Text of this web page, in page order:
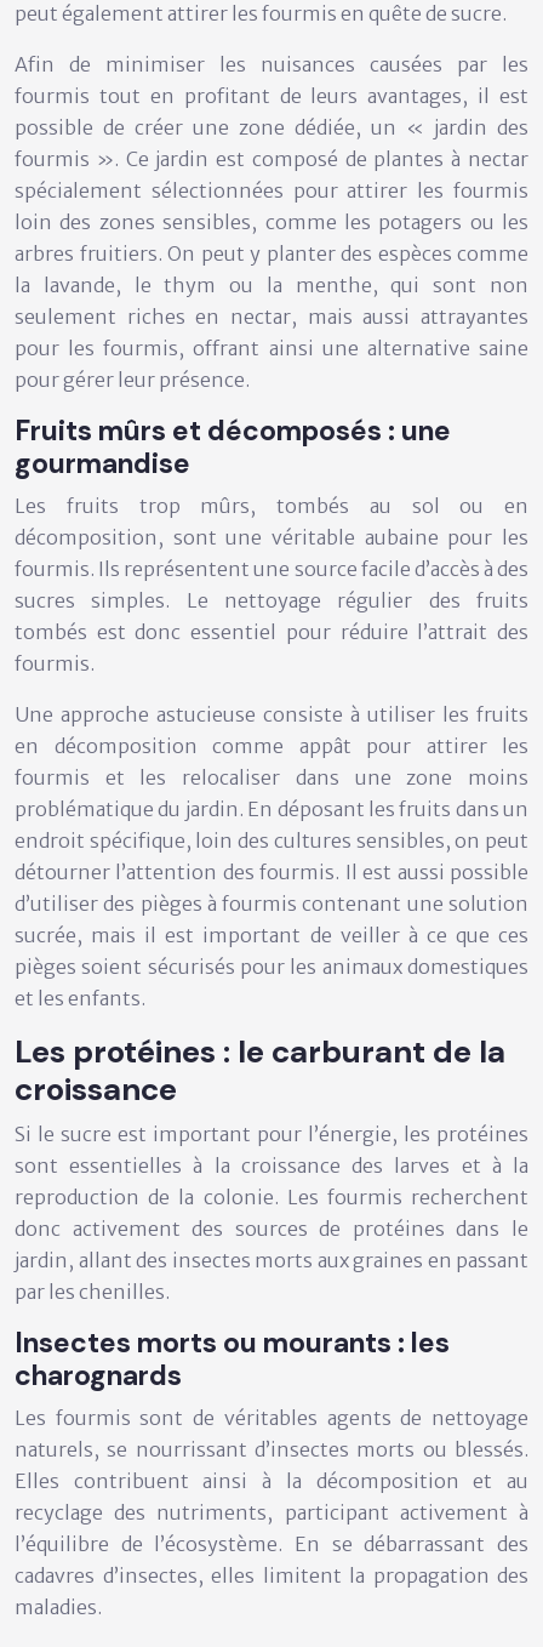
peut également attirer les fourmis en quête de sucre.
Afin de minimiser les nuisances causées par les
fourmis tout en profitant de leurs avantages, il est
possible de créer une zone dédiée, un « jardin des
fourmis ». Ce jardin est composé de plantes à nectar
spécialement sélectionnées pour attirer les fourmis
loin des zones sensibles, comme les potagers ou les
arbres fruitiers. On peut y planter des espèces comme
la lavande, le thym ou la menthe, qui sont non
seulement riches en nectar, mais aussi attrayantes
pour les fourmis, offrant ainsi une alternative saine
pour gérer leur présence.
Fruits mûrs et décomposés : une
gourmandise
Les fruits trop mûrs, tombés au sol ou en
décomposition, sont une véritable aubaine pour les
fourmis. Ils représentent une source facile d’accès à des
sucres simples. Le nettoyage régulier des fruits
tombés est donc essentiel pour réduire l’attrait des
fourmis.
Une approche astucieuse consiste à utiliser les fruits
en décomposition comme appât pour attirer les
fourmis et les relocaliser dans une zone moins
problématique du jardin. En déposant les fruits dans un
endroit spécifique, loin des cultures sensibles, on peut
détourner l’attention des fourmis. Il est aussi possible
d’utiliser des pièges à fourmis contenant une solution
sucrée, mais il est important de veiller à ce que ces
pièges soient sécurisés pour les animaux domestiques
et les enfants.
Les protéines : le carburant de la
croissance
Si le sucre est important pour l’énergie, les protéines
sont essentielles à la croissance des larves et à la
reproduction de la colonie. Les fourmis recherchent
donc activement des sources de protéines dans le
jardin, allant des insectes morts aux graines en passant
par les chenilles.
Insectes morts ou mourants : les
charognards
Les fourmis sont de véritables agents de nettoyage
naturels, se nourrissant d’insectes morts ou blessés.
Elles contribuent ainsi à la décomposition et au
recyclage des nutriments, participant activement à
l’équilibre de l’écosystème. En se débarrassant des
cadavres d’insectes, elles limitent la propagation des
maladies.